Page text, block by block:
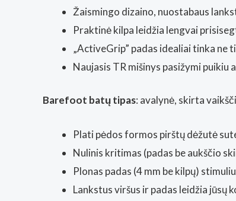
Žaismingo dizaino, nuostabaus
Praktinė kilpa leidžia lengvai
„ActiveGrip” padas idealiai tinka
Naujasis TR mišinys pasižymi
Barefoot batų tipas: avalynė, skirta
Plati pėdos formos pirštų dėžutė
Nulinis kritimas (padas be aukščio
Plonas padas (4 mm be kilpų)
Lankstus viršus ir padas leidžia